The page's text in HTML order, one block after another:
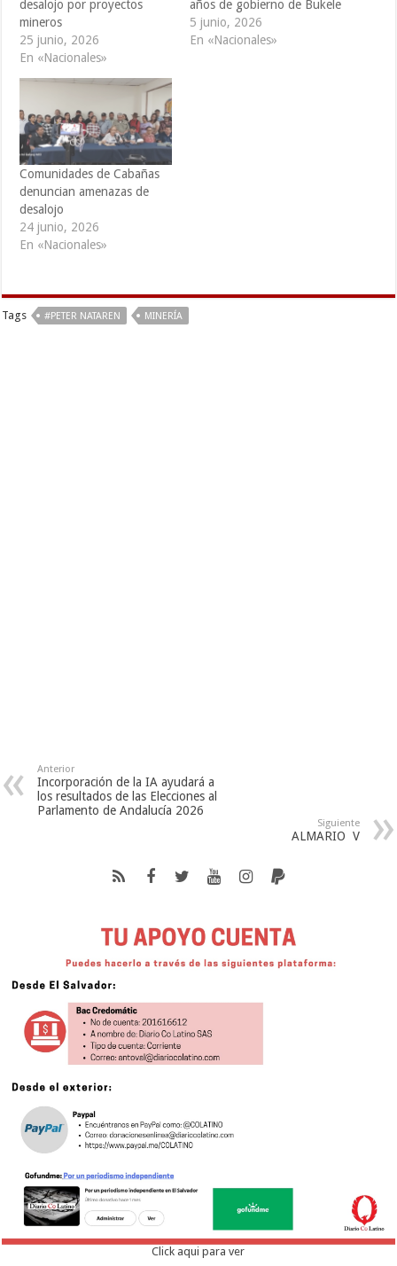
desalojo por proyectos
mineros
25 junio, 2026
En «Nacionales»
años de gobierno de Bukele
5 junio, 2026
En «Nacionales»
Comunidades de Cabañas
denuncian amenazas de
desalojo
24 junio, 2026
En «Nacionales»
Tags #PETER NATAREN MINERÍA
Anterior
Incorporación de la IA ayudará a
los resultados de las Elecciones al
Parlamento de Andalucía 2026
Siguiente
ALMARIO V
Click aqui para ver